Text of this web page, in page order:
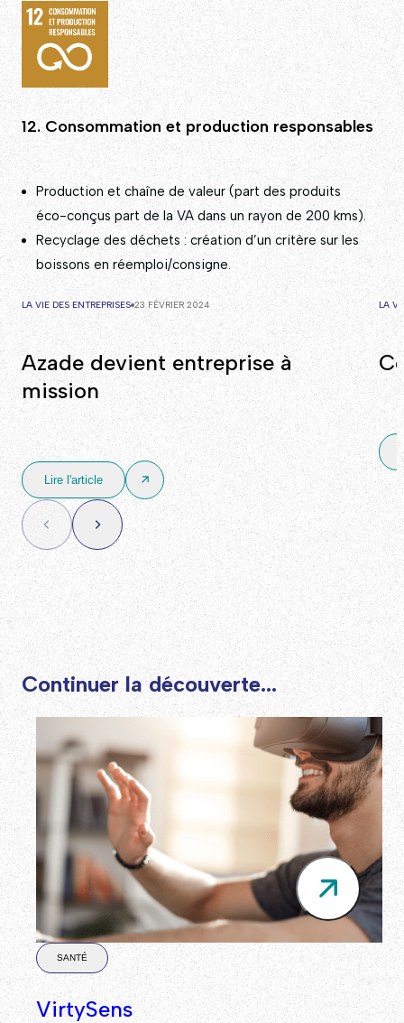
12. Consommation et production responsables
Production et chaîne de valeur (part des produits
éco-conçus part de la VA dans un rayon de 200 kms).
Recyclage des déchets : création d’un critère sur les
boissons en réemploi/consigne.
LA VIE DES ENTREPRISES 23 FÉVRIER 2024
Azade devient entreprise à
mission
Lire l'article
LA
Continuer la découverte...
SANTÉ
VirtySens